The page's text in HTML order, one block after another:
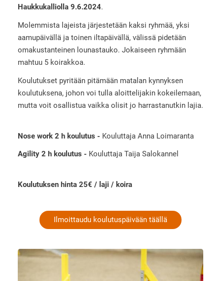
Haukkukalliolla 9.6.2024.
Molemmista lajeista järjestetään kaksi ryhmää, yksi
aamupäivällä ja toinen iltapäivällä, välissä pidetään
omakustanteinen lounastauko. Jokaiseen ryhmään
mahtuu 5 koirakkoa.
Koulutukset pyritään pitämään matalan kynnyksen
koulutuksena, johon voi tulla aloittelijakin kokeilemaan,
mutta voit osallistua vaikka olisit jo harrastanutkin lajia.
Nose work 2 h koulutus - Kouluttaja Anna Loimaranta
Agility 2 h koulutus - Kouluttaja Taija Salokannel
Koulutuksen hinta 25€ / laji / koira
Ilmoittaudu koulutuspäivään täällä